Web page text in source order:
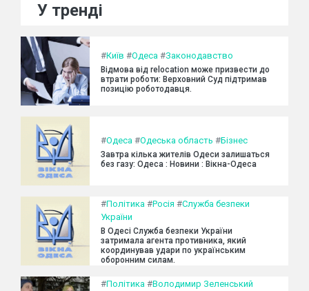
У тренді
#Київ #Одеса #Законодавство
Відмова від relocation може призвести до
втрати роботи: Верховний Суд підтримав
позицію роботодавця.
#Одеса #Одеська область #Бізнес
Завтра кілька жителів Одеси залишаться
без газу: Одеса : Новини : Вікна-Одеса
#Політика #Росія #Служба безпеки
України
В Одесі Служба безпеки України
затримала агента противника, який
координував удари по українським
оборонним силам.
#Політика #Володимир Зеленський